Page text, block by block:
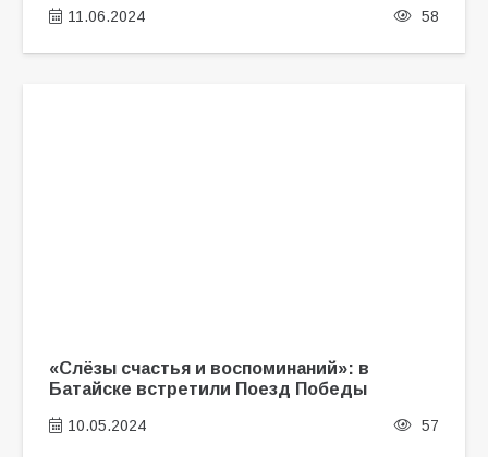
11.06.2024 58
«Слёзы счастья и воспоминаний»: в
Батайске встретили Поезд Победы
10.05.2024 57